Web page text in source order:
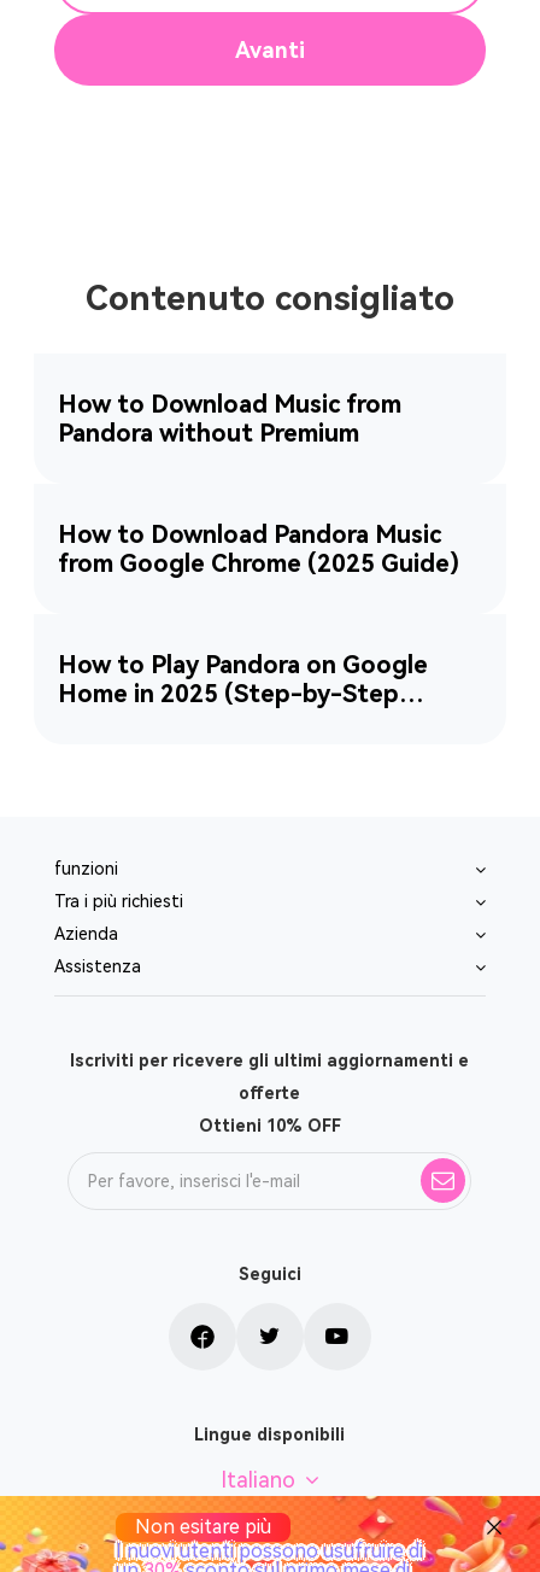
Avanti
Contenuto consigliato
How to Download Music from
Pandora without Premium
How to Download Pandora Music
from Google Chrome (2025 Guide)
How to Play Pandora on Google
Home in 2025 (Step-by-Step
funzioni
Tra i più richiesti
Azienda
Assistenza
Iscriviti per ricevere gli ultimi aggiornamenti e
offerte
Ottieni 10% OFF
Seguici
Lingue disponibili
Italiano
Non esitare più
I nuovi utenti possono usufruire di